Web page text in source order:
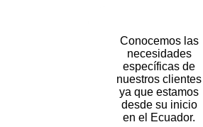
Conocemos las
necesidades
específicas de
nuestros clientes
ya que estamos
desde su inicio
en el Ecuador.